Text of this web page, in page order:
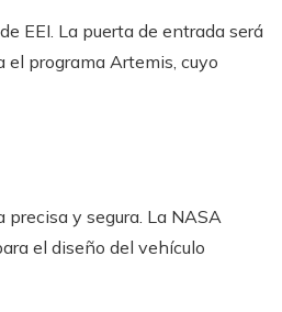
EEI. La puerta de entrada será
programa Artemis, cuyo
y segura. La NASA
el diseño del vehículo